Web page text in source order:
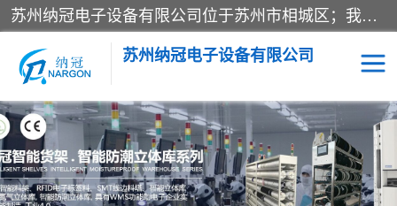
苏州纳冠电子设备有限公司位于苏州市相城区；我司依托国外先进技术结合国内用户的需求，为客户提供具有WMS功能的超低湿快速除湿电子防潮，压缩空气连续干燥柜、智能物料管理氮气储物柜、自制氮氮气柜、防潮氮气组合柜、不锈钢洁净氮气柜、洁净储物柜、石墨舟柜、亮灯导引丝网板存储柜、PCB柔性板气密干燥柜等
苏州纳冠电子设备有限公司
电子防潮箱 氮气柜
智能料架 干燥箱